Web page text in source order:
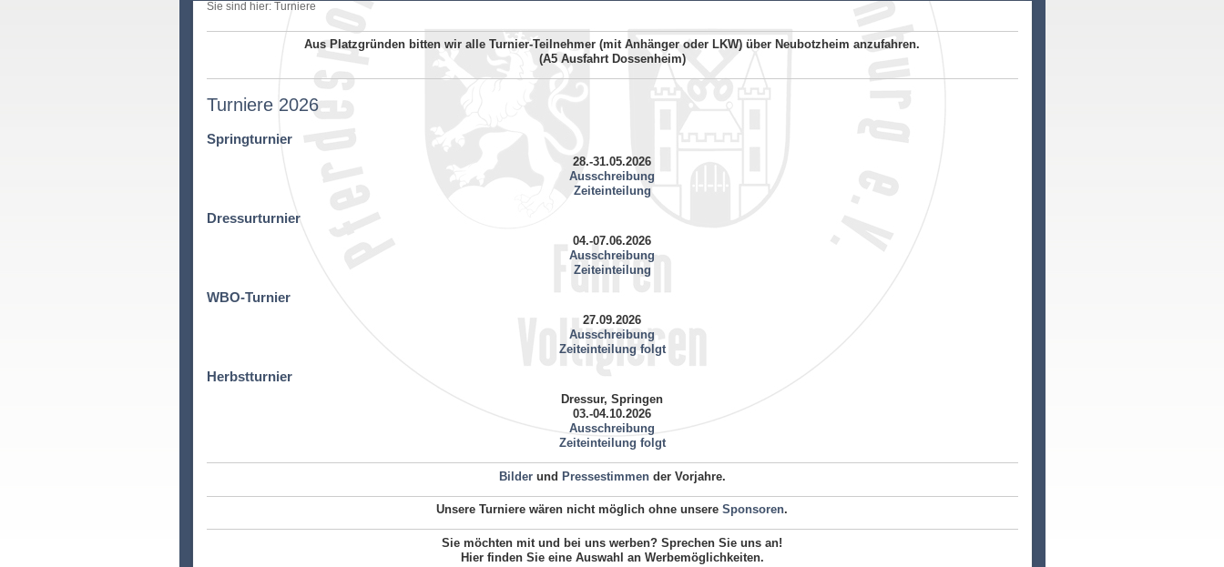
Sie sind hier: Turniere
Aus Platzgründen bitten wir alle Turnier-Teilnehmer (mit Anhänger oder LKW) über Neubotzheim anzufahren.
(A5 Ausfahrt Dossenheim)
Turniere 2026
Springturnier
28.-31.05.2026
Ausschreibung
Zeiteinteilung
Dressurturnier
04.-07.06.2026
Ausschreibung
Zeiteinteilung
WBO-Turnier
27.09.2026
Ausschreibung
Zeiteinteilung folgt
Herbstturnier
Dressur, Springen
03.-04.10.2026
Ausschreibung
Zeiteinteilung folgt
Bilderund Pressestimmender Vorjahre.
Unsere Turniere wären nicht möglich ohne unsere Sponsoren.
Sie möchten mit und bei uns werben? Sprechen Sie uns an!
Hier finden Sie eine Auswahl an Werbemöglichkeiten.